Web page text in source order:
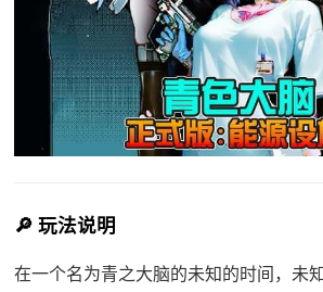
🔎 玩法说明
在一个名为青之大脑的未知的时间，